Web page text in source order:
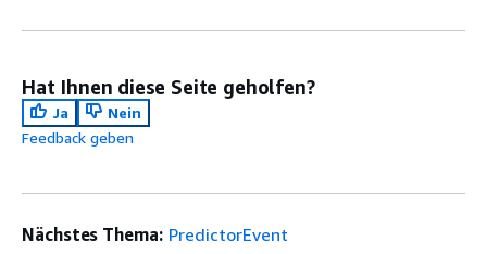
Hat Ihnen diese Seite geholfen?
Ja
Nein
Feedback geben
Nächstes Thema: PredictorEvent